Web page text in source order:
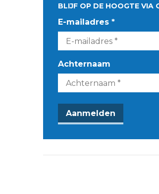
BLIJF OP DE HOOGTE VIA
E-mailadres *
Achternaam